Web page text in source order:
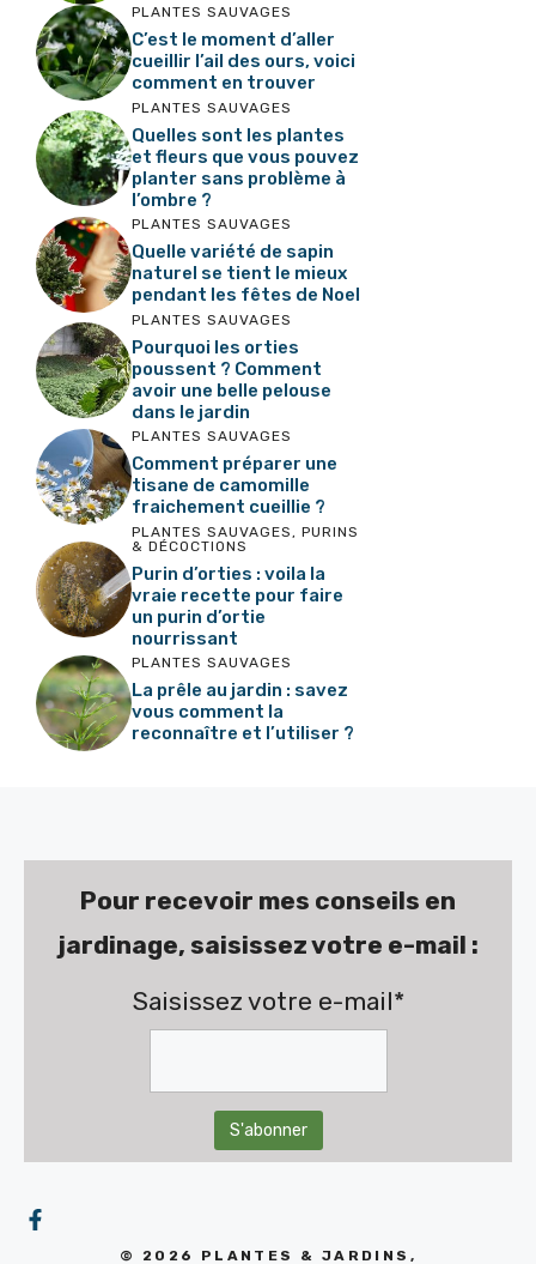
PLANTES SAUVAGES
C’est le moment d’aller
cueillir l’ail des ours, voici
comment en trouver
PLANTES SAUVAGES
Quelles sont les plantes
et fleurs que vous pouvez
planter sans problème à
l’ombre ?
PLANTES SAUVAGES
Quelle variété de sapin
naturel se tient le mieux
pendant les fêtes de Noel
PLANTES SAUVAGES
Pourquoi les orties
poussent ? Comment
avoir une belle pelouse
dans le jardin
PLANTES SAUVAGES
Comment préparer une
tisane de camomille
fraichement cueillie ?
PLANTES SAUVAGES, PURINS
& DÉCOCTIONS
Purin d’orties : voila la
vraie recette pour faire
un purin d’ortie
nourrissant
PLANTES SAUVAGES
La prêle au jardin : savez
vous comment la
reconnaître et l’utiliser ?
Pour recevoir mes conseils en
jardinage, saisissez votre e-mail :
Saisissez votre e-mail*
© 2026 PLANTES & JARDINS,